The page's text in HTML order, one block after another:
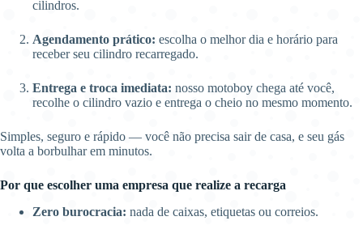
cilindros.
Agendamento prático: escolha o melhor dia e horário para
receber seu cilindro recarregado.
Entrega e troca imediata: nosso motoboy chega até você,
recolhe o cilindro vazio e entrega o cheio no mesmo momento.
Simples, seguro e rápido — você não precisa sair de casa, e seu gás
volta a borbulhar em minutos.
Por que escolher uma empresa que realize a recarga
Zero burocracia: nada de caixas, etiquetas ou correios.